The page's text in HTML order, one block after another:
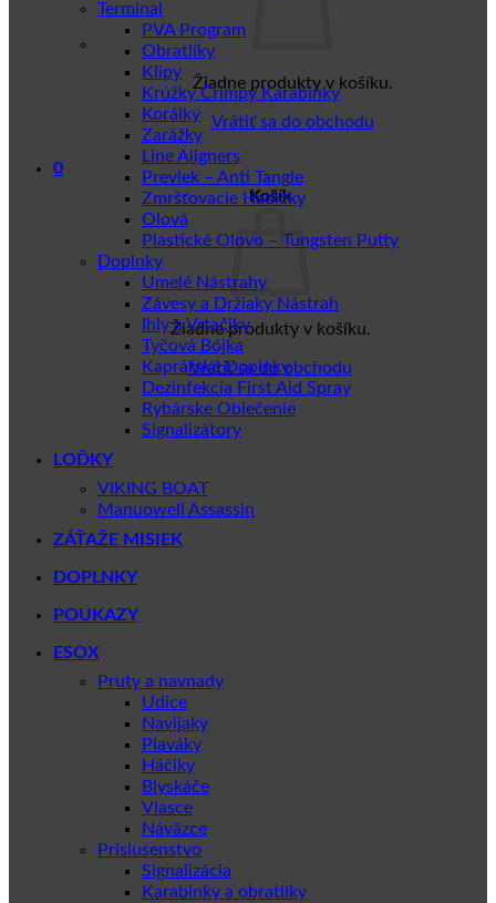
Žiadne produkty v košíku.
Vrátiť sa do obchodu
0
Košík
Žiadne produkty v košíku.
Vrátiť sa do obchodu
Terminal
PVA Program
Obratlíky
Klipy
Krúžky Crimpy Karabinky
Korálky
Zarážky
Line Aligners
Prevlek – Anti Tangle
Zmršťovacie Hadičky
Olová
Plastické Olovo – Tungsten Putty
Doplnky
Umelé Nástrahy
Závesy a Držiaky Nástrah
Ihly a Vrtačiky
Tyčová Bójka
Kaprářské Doplnky
Dezinfekcia First Aid Spray
Rybárske Oblečenie
Signalizátory
LOĎKY
VIKING BOAT
Manuowell Assassin
ZÁŤAŽE MISIEK
DOPLNKY
POUKAZY
ESOX
Pruty a navnady
Udice
Navijaky
Plaváky
Háčiky
Blyskáče
Vlasce
Náväzce
Prislusenstvo
Signalizácia
Karabinky a obratlíky